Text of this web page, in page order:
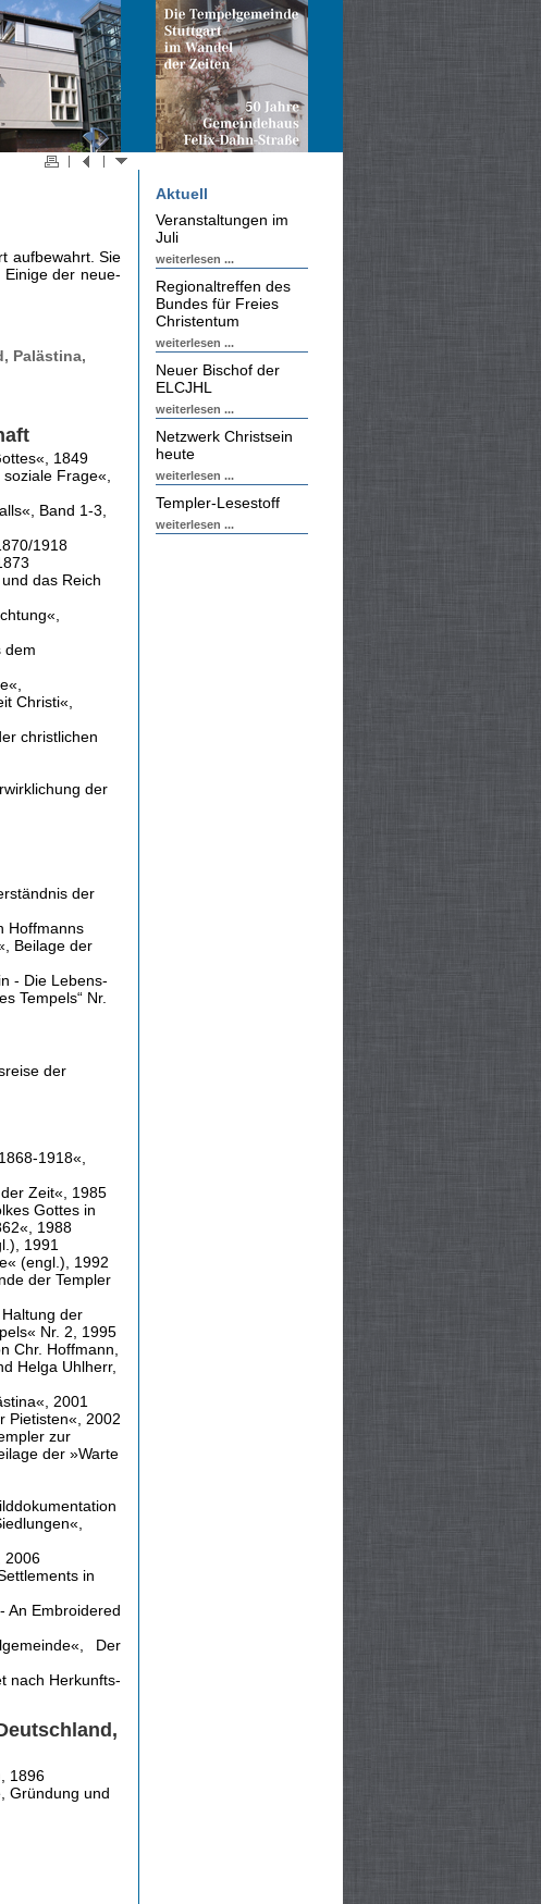
aufbewahrt. Sie
Einige der neue­
Palästina,
1849
Frage«,
Band 1-3,
1918
das Reich
dem
Christi«,
christlichen
der
der
Hoffmanns
Beilage der
- Die Lebens-
Tempels“ Nr.
der
1918«,
Zeit«, 1985
Gottes in
1988
1991
(engl.), 1992
der Templer
der
Nr. 2, 1995
Chr. Hoffmann,
Helga Uhlherr,
2001
Pietisten«, 2002
zur
der »Warte
2006
in
An Embroidered
Der
nach Herkunfts­
1896
Gründung und
Aktuell
Veranstaltungen im
Juli
weiterlesen ...
Regionaltreffen des
Bundes für Freies
Christentum
weiterlesen ...
Neuer Bischof der
ELCJHL
weiterlesen ...
Netzwerk Christsein
heute
weiterlesen ...
Templer-Lesestoff
weiterlesen ...